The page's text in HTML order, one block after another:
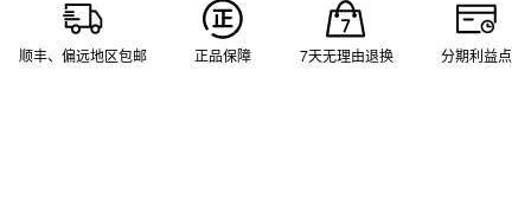
顺丰、偏远地区包邮 正品保障 7天无理由退换 分期利益点